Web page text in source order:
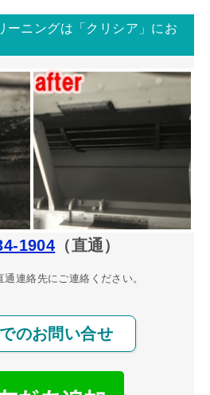
ーニングは「クリシア」にお
1904 （直通）
連絡先にご連絡ください。
のお問い合せ